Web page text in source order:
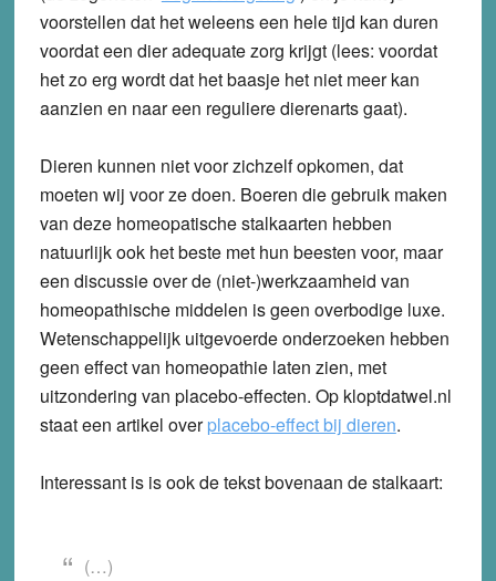
voorstellen dat het weleens een hele tijd kan duren
voordat een dier adequate zorg krijgt (lees: voordat
het zo erg wordt dat het baasje het niet meer kan
aanzien en naar een reguliere dierenarts gaat).
Dieren kunnen niet voor zichzelf opkomen, dat
moeten wij voor ze doen. Boeren die gebruik maken
van deze homeopatische stalkaarten hebben
natuurlijk ook het beste met hun beesten voor, maar
een discussie over de (niet-)werkzaamheid van
homeopathische middelen is geen overbodige luxe.
Wetenschappelijk uitgevoerde onderzoeken hebben
geen effect van homeopathie laten zien, met
uitzondering van placebo-effecten. Op kloptdatwel.nl
staat een artikel overplacebo-effect bij dieren.
Interessant is is ook de tekst bovenaan de stalkaart:
(…)